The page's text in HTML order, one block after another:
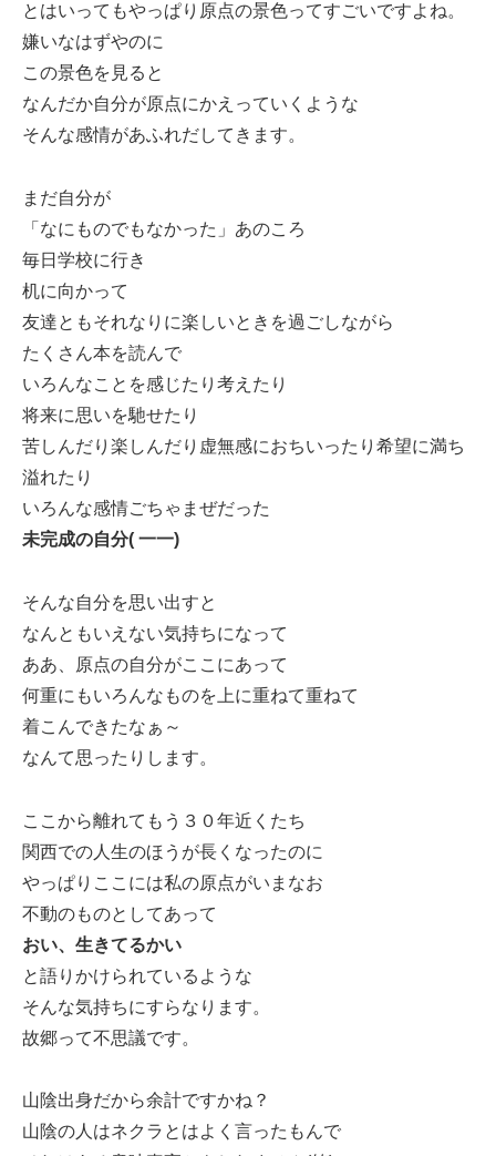
とはいってもやっぱり原点の景色ってすごいですよね。
嫌いなはずやのに
この景色を見ると
なんだか自分が原点にかえっていくような
そんな感情があふれだしてきます。
まだ自分が
「なにものでもなかった」あのころ
毎日学校に行き
机に向かって
友達ともそれなりに楽しいときを過ごしながら
たくさん本を読んで
いろんなことを感じたり考えたり
将来に思いを馳せたり
苦しんだり楽しんだり虚無感におちいったり希望に満ち
溢れたり
いろんな感情ごちゃまぜだった
未完成の自分( 一一)
そんな自分を思い出すと
なんともいえない気持ちになって
ああ、原点の自分がここにあって
何重にもいろんなものを上に重ねて重ねて
着こんできたなぁ～
なんて思ったりします。
ここから離れてもう３０年近くたち
関西での人生のほうが長くなったのに
やっぱりここには私の原点がいまなお
不動のものとしてあって
おい、生きてるかい
と語りかけられているような
そんな気持ちにすらなります。
故郷って不思議です。
山陰出身だから余計ですかね？
山陰の人はネクラとはよく言ったもんで